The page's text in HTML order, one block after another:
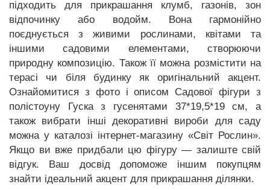
підходить для прикрашання клумб, газонів, зон
відпочинку або водойм. Вона гармонійно
поєднується з живими рослинами, квітами та
іншими садовими елементами, створюючи
природну композицію. Також її можна розмістити на
терасі чи біля будинку як оригінальний акцент.
Ознайомитися з фото і описом Садової фігури з
полістоуну Гуска з гусенятами 37*19,5*19 см, а
також вибрати інші декоративні вироби для саду
можна у каталозі інтернет-магазину «Світ Рослин».
Якщо ви вже придбали цю фігуру — залиште свій
відгук. Ваш досвід допоможе іншим покупцям
знайти ідеальний акцент для прикрашання ділянки.